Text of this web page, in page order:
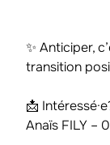
✨ Anticiper,
transition
📩
Anaïs FILY –